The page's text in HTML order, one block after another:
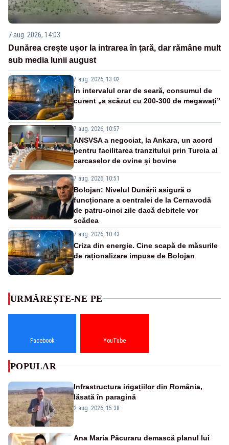
7 aug. 2026, 14:03
Dunărea crește ușor la intrarea în țară, dar rămâne mult
sub media lunii august
7 aug. 2026, 13:02
În intervalul orar de seară, consumul de
curent „a scăzut cu 200-300 de megawați”
7 aug. 2026, 10:57
ANSVSA a negociat, la Ankara, un acord
pentru facilitarea tranzitului prin Turcia al
carcaselor de ovine și bovine
7 aug. 2026, 10:51
Bolojan: Nivelul Dunării asigură o
funcționare a centralei de la Cernavodă
de patru-cinci zile dacă debitele vor
scădea
7 aug. 2026, 10:43
Criza din energie. Cine scapă de măsurile
de raționalizare impuse de Bolojan
URMĂREȘTE-NE PE
Facebook YouTube
POPULAR
Infrastructura irigațiilor din România,
lăsată în paragină
2 aug. 2026, 15:38
Ana Maria Păcuraru demască planul lui